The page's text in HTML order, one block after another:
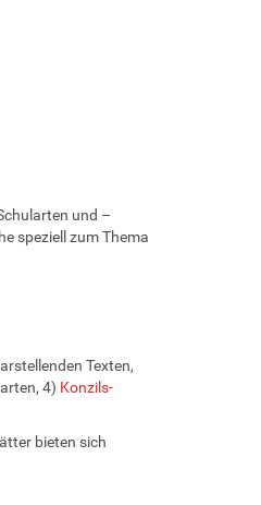
und –
speziell zum Thema
Texten,
4) Konzils-
bieten sich